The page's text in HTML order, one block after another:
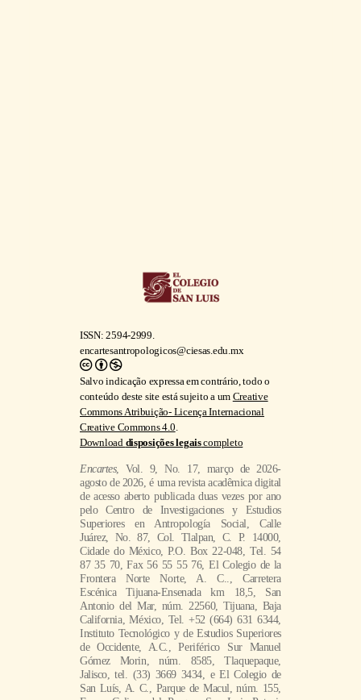
ISSN: 2594-2999.
encartesantropologicos@ciesas.edu.mx
Salvo indicação expressa em contrário, todo o
conteúdo deste site está sujeito a um Creative
Commons Atribuição- Licença Internacional
Creative Commons 4.0
Download disposições legaiscompleto
Encartes, Vol. 9, No. 17, março de 2026-
agosto de 2026, é uma revista acadêmica digital
de acesso aberto publicada duas vezes por ano
pelo Centro de Investigaciones y Estudios
Superiores en Antropología Social, Calle
Juárez, No. 87, Col. Tlalpan, C. P. 14000,
Cidade do México, P.O. Box 22-048, Tel. 54
87 35 70, Fax 56 55 55 76, El Colegio de la
Frontera Norte Norte, A. C.., Carretera
Escénica Tijuana-Ensenada km 18,5, San
Antonio del Mar, núm. 22560, Tijuana, Baja
California, México, Tel. +52 (664) 631 6344,
Instituto Tecnológico y de Estudios Superiores
de Occidente, A.C., Periférico Sur Manuel
Gómez Morin, núm. 8585, Tlaquepaque,
Jalisco, tel. (33) 3669 3434, e El Colegio de
San Luís, A. C., Parque de Macul, núm. 155,